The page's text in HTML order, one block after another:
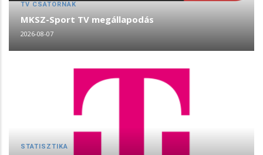
TV CSATORNÁK
MKSZ-Sport TV megállapodás
2026-08-07
STATISZTIKA